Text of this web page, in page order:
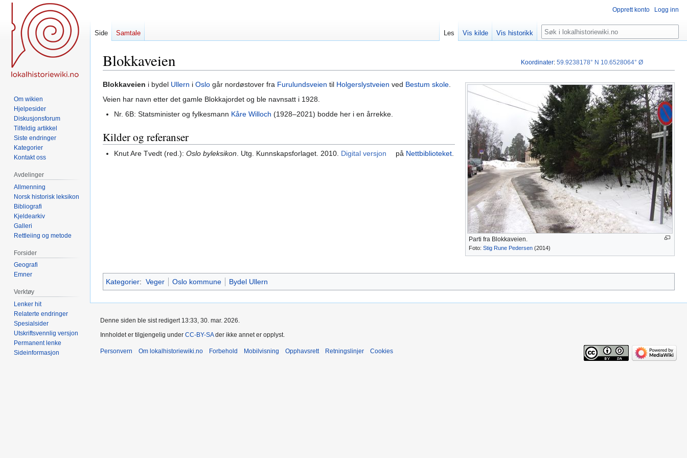
Blokkaveien
Hopp
til
Hopp
til
Parti fra Blokkaveien.
Foto: Stig Rune Pedersen (2014)
Blokkaveien i bydel Ullern i Oslo går nordøstover fra Furulundsveien til Holgerslystveien ved Bestum skole.
Veien har navn etter det gamle Blokkajordet og ble navnsatt i 1928.
Nr. 6B: Statsminister og fylkesmann Kåre Willoch (1928–2021) bodde her i en årrekke.
Kilder og referanser
Knut Are Tvedt (red.):Oslo byleksikon . Utg. Kunnskapsforlaget. 2010. Digital versjon på Nettbiblioteket
Koordinater:59.9238178° N 10.6528064° Ø
Kategorier: Veger Oslo kommune Bydel Ullern
Opprett konto Logg inn
Side Samtale Les Vis kilde Vis historikk Søk
Om wikien
Hjelpesider
Diskusjonsforum
Tilfeldig artikkel
Siste endringer
Kategorier
Kontakt oss
Avdelinger
Allmenning
Norsk historisk leksikon
Bibliografi
Kjeldearkiv
Galleri
Rettleiing og metode
Forsider
Geografi
Emner
Verktøy
Lenker hit
Relaterte endringer
Spesialsider
Utskriftsvennlig versjon
Permanent lenke
Sideinformasjon
Denne siden ble sist redigert 13:33, 30. mar. 2026.
Innholdet er tilgjengelig under CC-BY-SAder ikke annet er opplyst.
Personvern Om lokalhistoriewiki.no Forbehold Mobilvisning Opphavsrett Retningslinjer Cookies